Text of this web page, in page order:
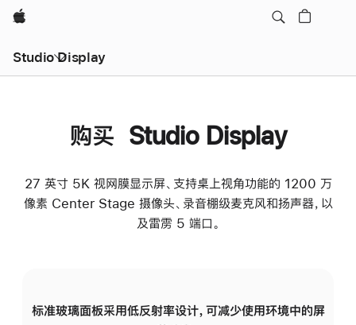
Apple
Studio Display
购买 Studio Display
27 英寸 5K 视网膜显示屏、支持桌上视角功能的 1200 万
像素 Center Stage 摄像头、录音棚级麦克风和扬声器，以
及雷雳 5 端口。
标准玻璃面板采用低反射率设计，可减少使用环境中的屏